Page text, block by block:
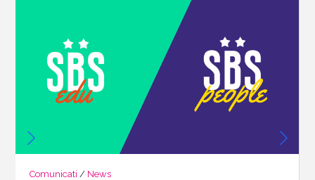
Comunicati / News